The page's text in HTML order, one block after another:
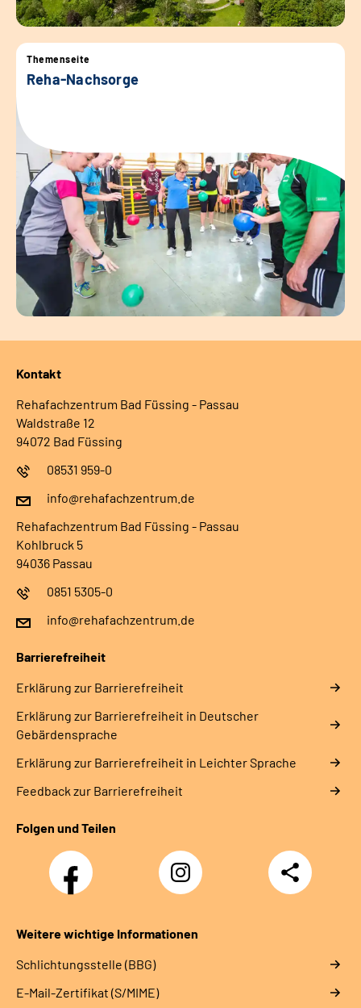
Themenseite
Reha-Nachsorge
Kontakt
Rehafachzentrum Bad Füssing - Passau
Waldstraße 12
94072 Bad Füssing
08531 959-0
info@rehafachzentrum.de
Rehafachzentrum Bad Füssing - Passau
Kohlbruck 5
94036 Passau
0851 5305-0
info@rehafachzentrum.de
Barrierefreiheit
Erklärung zur Barrierefreiheit
Erklärung zur Barrierefreiheit in Deutscher
Gebärdensprache
Erklärung zur Barrierefreiheit in Leichter Sprache
Feedback zur Barrierefreiheit
Folgen und Teilen
Facebook Instagram
Teilen
Weitere wichtige Informationen
Schlichtungsstelle (BBG)
E-Mail-Zertifikat (S/MIME)